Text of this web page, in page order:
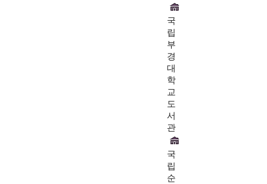
국
립
부
경
대
학
교
도
서
관
국
립
순